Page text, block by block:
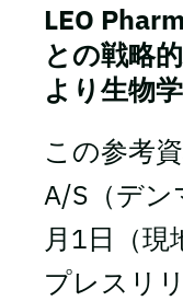
LEO
との戦略
より生物
この参考
A/S（デ
月1日（現
プレスリ